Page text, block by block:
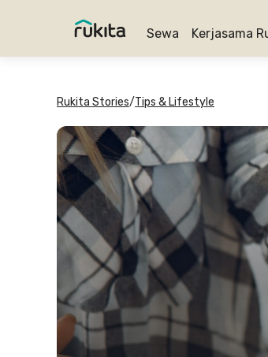
Sewa Kerjasama
Rukita Stories/Tips & Lifestyle